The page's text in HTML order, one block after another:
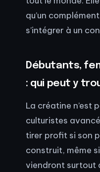
qu’un
s’intégrer à un
Débutants,
: qui peut y
La créatine n’est
culturistes
tirer profit si son
construit, même
viendront surtout